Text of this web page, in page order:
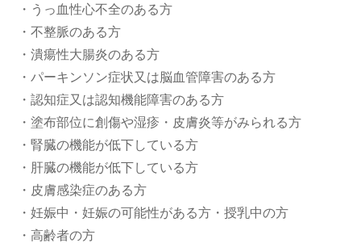
・うっ血性心不全のある方
・不整脈のある方
・潰瘍性大腸炎のある方
・パーキンソン症状又は脳血管障害のある方
・認知症又は認知機能障害のある方
・塗布部位に創傷や湿疹・皮膚炎等がみられる方
・腎臓の機能が低下している方
・肝臓の機能が低下している方
・皮膚感染症のある方
・妊娠中・妊娠の可能性がある方・授乳中の方
・高齢者の方